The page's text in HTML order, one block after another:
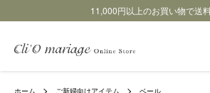
11,000円以上のお買い物で送
ホーム ご新婦向けアイテム ベール